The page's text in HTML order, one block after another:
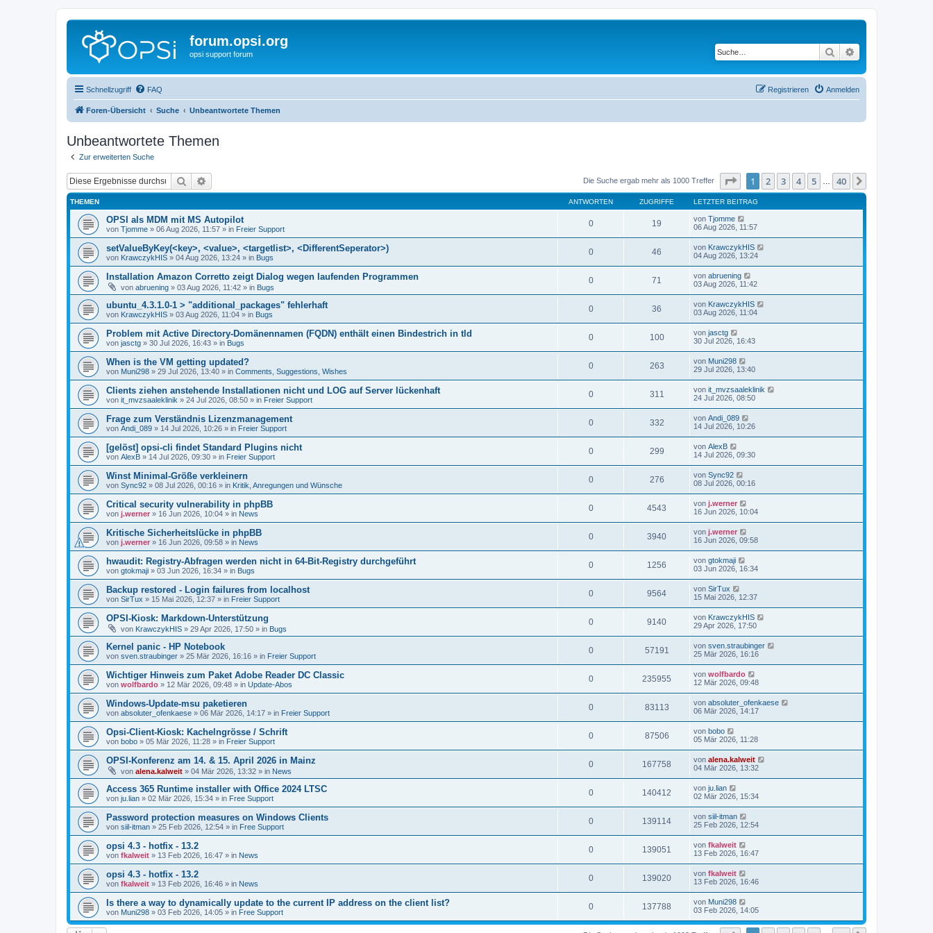
forum.opsi.org
opsi support forum Suche
Schnellzugriff FAQ Anmelden
Registrieren
Foren-Übersicht Suche Unbeantwortete Themen
Unbeantwortete Themen
Zur erweiterten Suche
Suche Die Suche ergab mehr als 1000 Treffer Seite von40
1 2 3 4 5 40
THEMEN ANTWORTEN ZUGRIFFE LETZTER BEITRAG
OPSI als MDM mit MS Autopilot
von Tjomme » 06 Aug 2026, 11:57 » in Freier Support
0 19 von Tjomme
06 Aug 2026, 11:57
setValueByKey(<key>, <value>, <targetlist>, <DifferentSeperator>)
von KrawczykHIS » 04 Aug 2026, 13:24 » in Bugs
0 46 von KrawczykHIS
04 Aug 2026, 13:24
Installation Amazon Corretto zeigt Dialog wegen laufenden Programmen
von abruening » 03 Aug 2026, 11:42 » in Bugs
0 71 von abruening
03 Aug 2026, 11:42
ubuntu_4.3.1.0-1 > "additional_packages" fehlerhaft
von KrawczykHIS » 03 Aug 2026, 11:04 » in Bugs
0 36 von KrawczykHIS
03 Aug 2026, 11:04
Problem mit Active Directory-Domänennamen (FQDN) enthält einen Bindestrich in tld
von jasctg » 30 Jul 2026, 16:43 » in Bugs
0 100 von jasctg
30 Jul 2026, 16:43
When is the VM getting updated?
von Muni298 » 29 Jul 2026, 13:40 » in Comments, Suggestions, Wishes
0 263 von Muni298
29 Jul 2026, 13:40
Clients ziehen anstehende Installationen nicht und LOG auf Server lückenhaft
von it_mvzsaaleklinik » 24 Jul 2026, 08:50 » in Freier Support
0 311 von it_mvzsaaleklinik
24 Jul 2026, 08:50
Frage zum Verständnis Lizenzmanagement
von Andi_089 » 14 Jul 2026, 10:26 » in Freier Support
0 332 von Andi_089
14 Jul 2026, 10:26
[gelöst] opsi-cli findet Standard Plugins nicht
von AlexB » 14 Jul 2026, 09:30 » in Freier Support
0 299 von AlexB
14 Jul 2026, 09:30
Winst Minimal-Größe verkleinern
von Sync92 » 08 Jul 2026, 00:16 » in Kritik, Anregungen und Wünsche
0 276 von Sync92
08 Jul 2026, 00:16
Critical security vulnerability in phpBB
von j.werner » 16 Jun 2026, 10:04 » in News
0 4543 von j.werner
16 Jun 2026, 10:04
Kritische Sicherheitslücke in phpBB
von j.werner » 16 Jun 2026, 09:58 » in News
0 3940 von j.werner
16 Jun 2026, 09:58
hwaudit: Registry-Abfragen werden nicht in 64-Bit-Registry durchgeführt
von gtokmaji » 03 Jun 2026, 16:34 » in Bugs
0 1256 von gtokmaji
03 Jun 2026, 16:34
Backup restored - Login failures from localhost
von SirTux » 15 Mai 2026, 12:37 » in Freier Support
0 9564 von SirTux
15 Mai 2026, 12:37
OPSI-Kiosk: Markdown-Unterstützung
von KrawczykHIS » 29 Apr 2026, 17:50 » in Bugs
0 9140 von KrawczykHIS
29 Apr 2026, 17:50
Kernel panic - HP Notebook
von sven.straubinger » 25 Mär 2026, 16:16 » in Freier Support
0 57191 von sven.straubinger
25 Mär 2026, 16:16
Wichtiger Hinweis zum Paket Adobe Reader DC Classic
von wolfbardo » 12 Mär 2026, 09:48 » in Update-Abos
0 235955 von wolfbardo
12 Mär 2026, 09:48
Windows-Update-msu paketieren
von absoluter_ofenkaese » 06 Mär 2026, 14:17 » in Freier Support
0 83113 von absoluter_ofenkaese
06 Mär 2026, 14:17
Opsi-Client-Kiosk: Kachelngrösse / Schrift
von bobo » 05 Mär 2026, 11:28 » in Freier Support
0 87506 von bobo
05 Mär 2026, 11:28
OPSI-Konferenz am 14. & 15. April 2026 in Mainz
von alena.kalweit » 04 Mär 2026, 13:32 » in News
0 167758 von alena.kalweit
04 Mär 2026, 13:32
Access 365 Runtime installer with Office 2024 LTSC
von ju.lian » 02 Mär 2026, 15:34 » in Free Support
0 140412 von ju.lian
02 Mär 2026, 15:34
Password protection measures on Windows Clients
von siil-itman » 25 Feb 2026, 12:54 » in Free Support
0 139114 von siil-itman
25 Feb 2026, 12:54
opsi 4.3 - hotfix - 13.2
von fkalweit » 13 Feb 2026, 16:47 » in News
0 139051 von fkalweit
13 Feb 2026, 16:47
opsi 4.3 - hotfix - 13.2
von fkalweit » 13 Feb 2026, 16:46 » in News
0 139020 von fkalweit
13 Feb 2026, 16:46
Is there a way to dynamically update to the current IP address on the client list?
von Muni298 » 03 Feb 2026, 14:05 » in Free Support
0 137788 von Muni298
03 Feb 2026, 14:05